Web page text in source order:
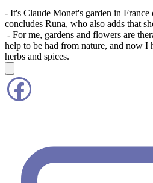
- It's Claude Monet's garden in
concludes Runa, who also adds that
- For me, gardens and flowers are
help to be had from nature, and now I
herbs and spices.